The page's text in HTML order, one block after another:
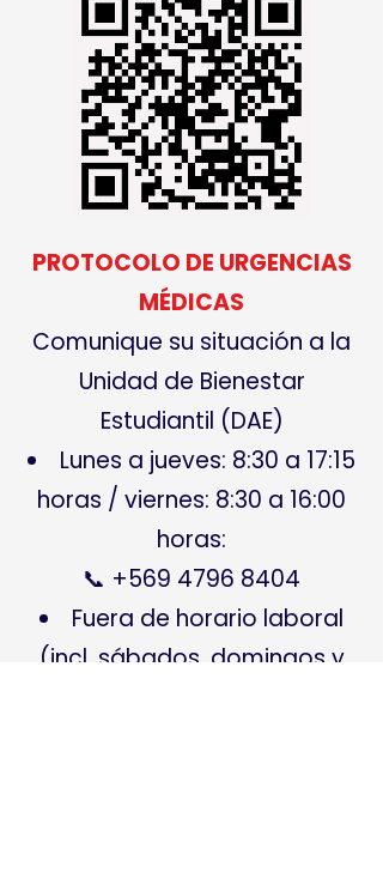
PROTOCOLO DE URGENCIAS
MÉDICAS
Comunique su situación a la
Unidad de Bienestar
Estudiantil (DAE)
Lunes a jueves: 8:30 a 17:15
horas / viernes: 8:30 a 16:00
horas:
📞 +569 4796 8404
Fuera de horario laboral
(incl. sábados, domingos y